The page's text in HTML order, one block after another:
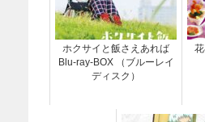
ホクサイと飯さえあれば
Blu-ray-BOX （ブルーレイ
ディスク）